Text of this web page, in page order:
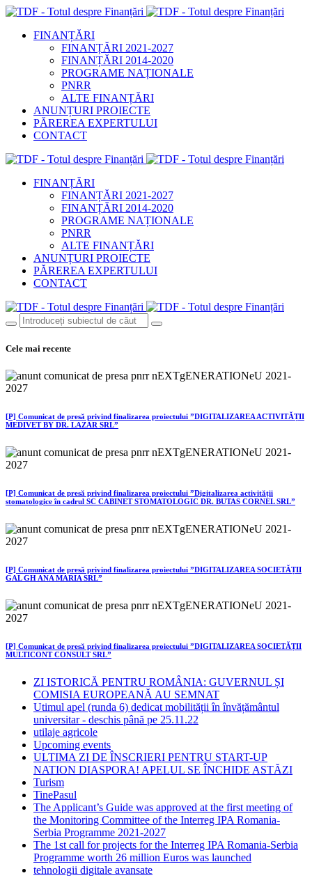
FINANȚĂRI
FINANȚĂRI 2021-2027
FINANȚĂRI 2014-2020
PROGRAME NAȚIONALE
PNRR
ALTE FINANȚĂRI
ANUNȚURI PROIECTE
PĂREREA EXPERTULUI
CONTACT
FINANȚĂRI
FINANȚĂRI 2021-2027
FINANȚĂRI 2014-2020
PROGRAME NAȚIONALE
PNRR
ALTE FINANȚĂRI
ANUNȚURI PROIECTE
PĂREREA EXPERTULUI
CONTACT
Cele mai recente
[P] Comunicat de presă privind finalizarea proiectului ”DIGITALIZAREA ACTIVITĂȚII
MEDIVET BY DR. LAZĂR SRL”
[P] Comunicat de presă privind finalizarea proiectului ”Digitalizarea activității
stomatologice în cadrul SC CABINET STOMATOLOGIC DR. BUTAS CORNEL SRL”
[P] Comunicat de presă privind finalizarea proiectului ”DIGITALIZAREA SOCIETĂȚII
GAL GH ANA MARIA SRL”
[P] Comunicat de presă privind finalizarea proiectului ”DIGITALIZAREA SOCIETĂȚII
MULTICONT CONSULT SRL”
ZI ISTORICĂ PENTRU ROMÂNIA: GUVERNUL ȘI
COMISIA EUROPEANĂ AU SEMNAT
Utimul apel (runda 6) dedicat mobilității în învățământul
universitar - deschis până pe 25.11.22
utilaje agricole
Upcoming events
ULTIMA ZI DE ÎNSCRIERI PENTRU START-UP
NATION DIASPORA! APELUL SE ÎNCHIDE ASTĂZI
Turism
TinePasul
The Applicant’s Guide was approved at the first meeting of
the Monitoring Committee of the Interreg IPA Romania-
Serbia Programme 2021-2027
The 1st call for projects for the Interreg IPA Romania-Serbia
Programme worth 26 million Euros was launched
tehnologii digitale avansate